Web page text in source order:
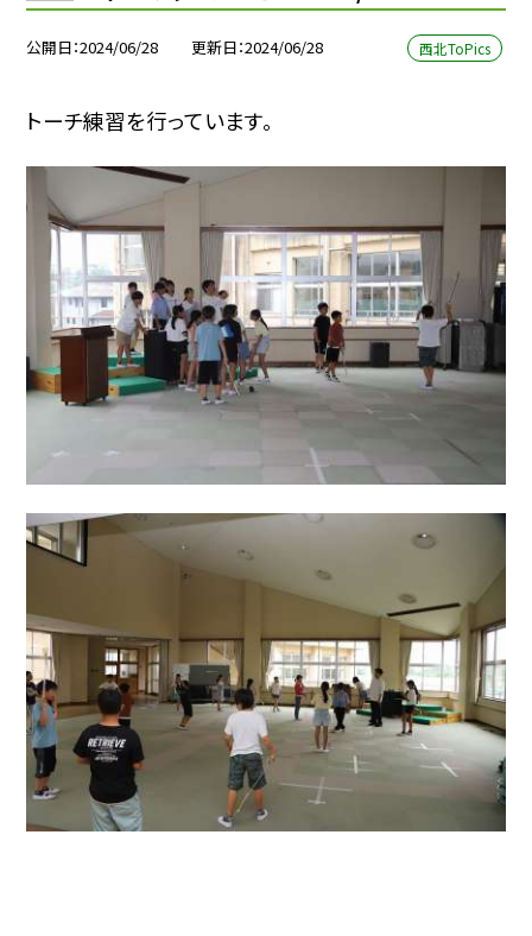
公開日 2024/06/28 更新日 2024/06/28 西北ToPics
トーチ練習を行っています。